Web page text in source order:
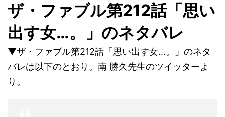
ザ・ファブル第212話「思い
出す女…。」のネタバレ
▼ザ・ファブル第212話「思い出す女…。」のネタ
バレは以下のとおり。南 勝久先生のツイッターよ
り。